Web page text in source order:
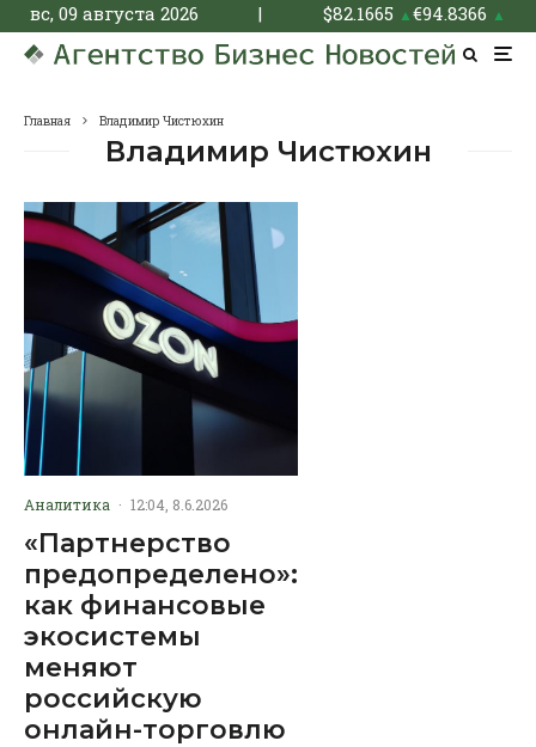
вс, 09 августа 2026 | $82.1665 ▲€94.8366 ▲
Главная Владимир Чистюхин
Владимир Чистюхин
Аналитика · 12:04, 8.6.2026
«Партнерство
предопределено»:
как финансовые
экосистемы
меняют
российскую
онлайн-торговлю